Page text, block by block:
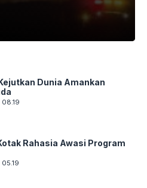
Dunia Amankan
Rahasia Awasi Program